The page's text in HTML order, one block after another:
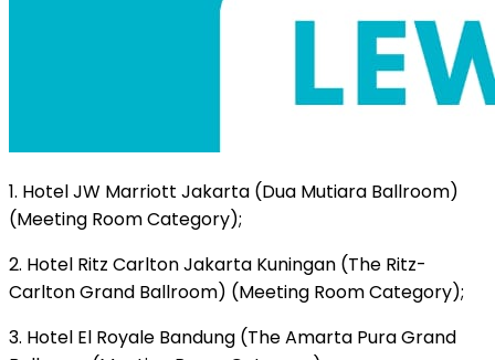
1. Hotel JW Marriott Jakarta (Dua Mutiara Ballroom)
(Meeting Room Category);
2. Hotel Ritz Carlton Jakarta Kuningan (The Ritz-
Carlton Grand Ballroom) (Meeting Room Category);
3. Hotel El Royale Bandung (The Amarta Pura Grand